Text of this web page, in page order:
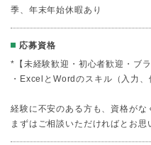
季、年末年始休暇あり
応募資格
*【未経験歓迎・初心者歓迎・ブ
・ExcelとWordのスキル（入力、
経験に不安のある方も、資格がな
まずはご相談いただければとお思